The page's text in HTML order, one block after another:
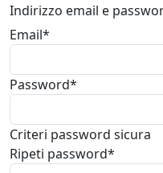
Indirizzo email e
Email*
Password*
Criteri password sicura
Ripeti password*